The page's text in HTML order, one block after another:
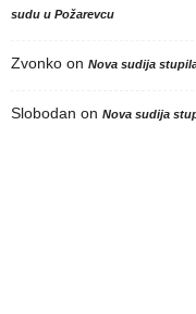
sudu u Požarevcu
Zvonko on Nova sudija
Slobodan on Nova sudija